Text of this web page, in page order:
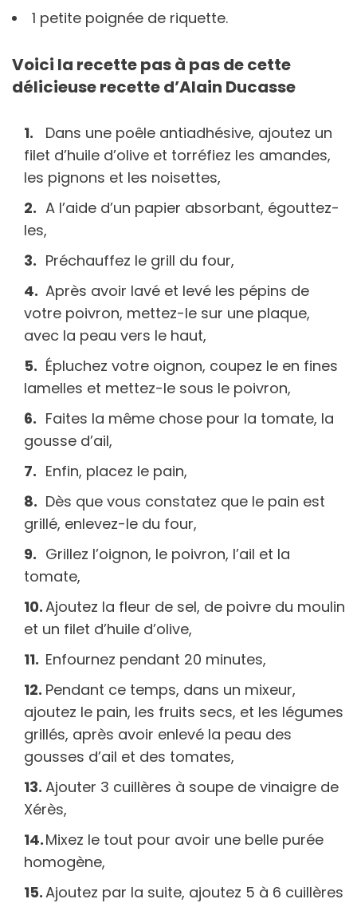
1 petite poignée de riquette.
Voici la recette pas à pas de cette
délicieuse recette d’Alain Ducasse
Dans une poêle antiadhésive, ajoutez un
filet d’huile d’olive et torréfiez les amandes,
les pignons et les noisettes,
A l’aide d’un papier absorbant, égouttez-
les,
Préchauffez le grill du four,
Après avoir lavé et levé les pépins de
votre poivron, mettez-le sur une plaque,
avec la peau vers le haut,
Épluchez votre oignon, coupez le en fines
lamelles et mettez-le sous le poivron,
Faites la même chose pour la tomate, la
gousse d’ail,
Enfin, placez le pain,
Dès que vous constatez que le pain est
grillé, enlevez-le du four,
Grillez l’oignon, le poivron, l’ail et la
tomate,
Ajoutez la fleur de sel, de poivre du moulin
et un filet d’huile d’olive,
Enfournez pendant 20 minutes,
Pendant ce temps, dans un mixeur,
ajoutez le pain, les fruits secs, et les légumes
grillés, après avoir enlevé la peau des
gousses d’ail et des tomates,
Ajouter 3 cuillères à soupe de vinaigre de
Xérès,
Mixez le tout pour avoir une belle purée
homogène,
Ajoutez par la suite, ajoutez 5 à 6 cuillères